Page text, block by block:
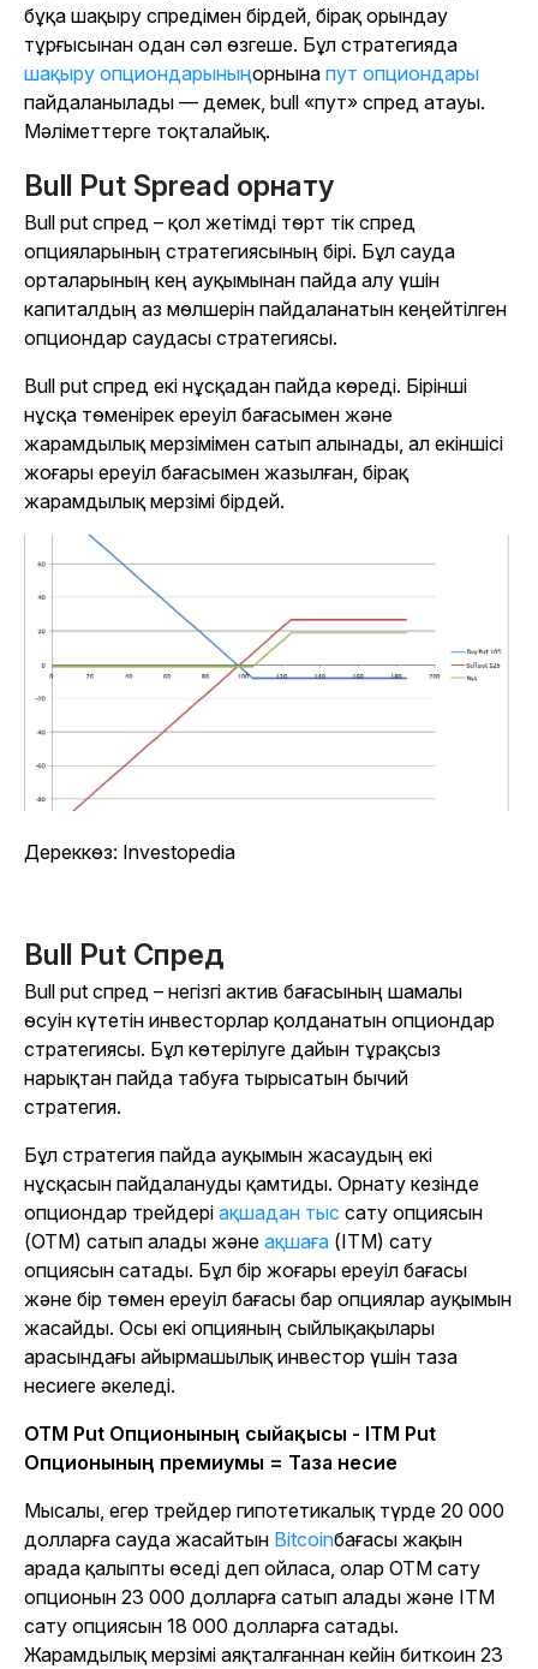
бұқа шақыру спредімен бірдей, бірақ орындау
тұрғысынан одан сәл өзгеше. Бұл стратегияда
шақыру опциондарыныңорнына пут опциондары
пайдаланылады — демек, bull «пут» спред атауы.
Мәліметтерге тоқталайық.
Bull Put Spread орнату
Bull put спред – қол жетімді төрт тік спред
опцияларының стратегиясының бірі. Бұл сауда
орталарының кең ауқымынан пайда алу үшін
капиталдың аз мөлшерін пайдаланатын кеңейтілген
опциондар саудасы стратегиясы.
Bull put спред екі нұсқадан пайда көреді. Бірінші
нұсқа төменірек ереуіл бағасымен және
жарамдылық мерзімімен сатып алынады, ал екіншісі
жоғары ереуіл бағасымен жазылған, бірақ
жарамдылық мерзімі бірдей.
Дереккөз: Investopedia
Bull Put Спред
Bull put спред – негізгі актив бағасының шамалы
өсуін күтетін инвесторлар қолданатын опциондар
стратегиясы. Бұл көтерілуге дайын тұрақсыз
нарықтан пайда табуға тырысатын бычий
стратегия.
Бұл стратегия пайда ауқымын жасаудың екі
нұсқасын пайдалануды қамтиды. Орнату кезінде
опциондар трейдері ақшадан тыс сату опциясын
(OTM) сатып алады және ақшаға (ITM) сату
опциясын сатады. Бұл бір жоғары ереуіл бағасы
және бір төмен ереуіл бағасы бар опциялар ауқымын
жасайды. Осы екі опцияның сыйлықақылары
арасындағы айырмашылық инвестор үшін таза
несиеге әкеледі.
OTM Put Опционының сыйақысы - ITM Put
Опционының премиумы = Таза несие
Мысалы, егер трейдер гипотетикалық түрде 20 000
долларға сауда жасайтын Bitcoinбағасы жақын
арада қалыпты өседі деп ойласа, олар OTM сату
опционын 23 000 долларға сатып алады және ITM
сату опциясын 18 000 долларға сатады.
Жарамдылық мерзімі аяқталғаннан кейін биткоин 23